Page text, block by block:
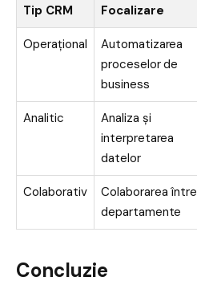
Tip CRM Focalizare
Operațional
Automatizarea
proceselor de
business
Analitic
Analiza și
interpretarea
datelor
Colaborativ
Colaborarea între
departamente
Concluzie